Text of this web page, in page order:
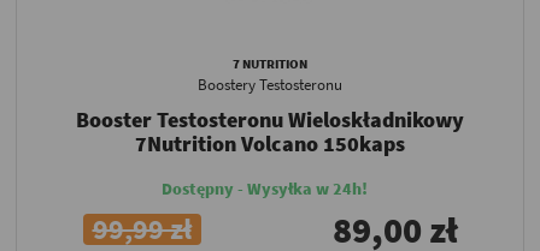
7 NUTRITION
Boostery Testosteronu
Booster Testosteronu Wieloskładnikowy
7Nutrition Volcano 150kaps
Dostępny - Wysyłka w 24h!
99,99 zł 89,00 zł